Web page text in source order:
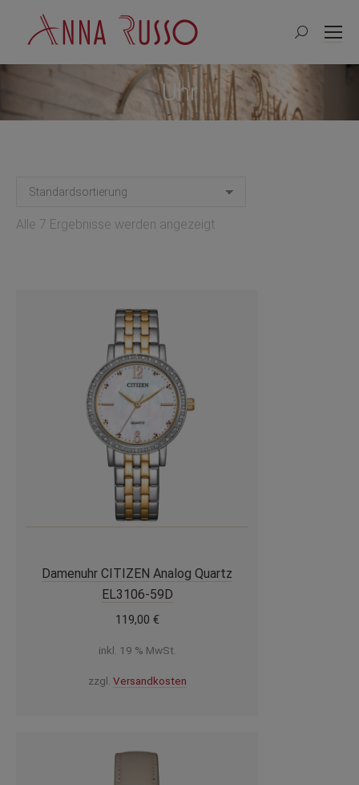
Search:
Uhr
Alle 7 Ergebnisse werden angezeigt
Damenuhr CITIZEN Analog Quartz
EL3106-59D
119,00 €
inkl. 19 % MwSt.
zzgl. Versandkosten